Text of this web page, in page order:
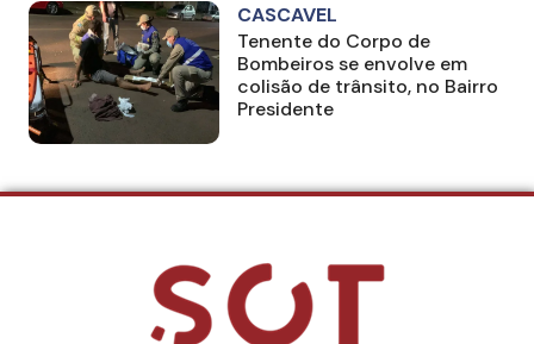
CASCAVEL
Tenente do Corpo de
Bombeiros se envolve em
colisão de trânsito, no Bairro
Presidente